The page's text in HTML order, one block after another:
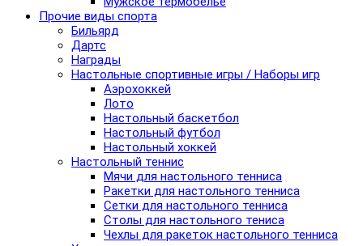
Прочие виды спорта
Бильярд
Дартс
Награды
Настольные спортивные игры / Наборы игр
Аэрохоккей
Лото
Настольный баскетбол
Настольный футбол
Настольный хоккей
Настольный теннис
Мячи для настольного тенниса
Ракетки для настольного тенниса
Сетки для настольного тенниса
Столы для настольного тениса
Чехлы для ракеток настольного тенниса